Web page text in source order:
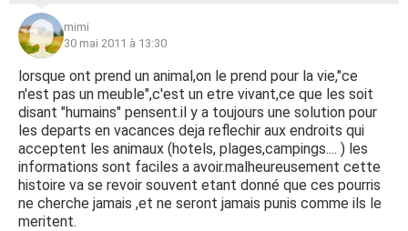
mimi
30 mai 2011 à 13:30
lorsque ont prend un animal,on le prend pour la vie,"ce
n'est pas un meuble",c'est un etre vivant,ce que les soit
disant "humains" pensent.il y a toujours une solution pour
les departs en vacances deja reflechir aux endroits qui
acceptent les animaux (hotels, plages,campings.... ) les
informations sont faciles a avoir.malheureusement cette
histoire va se revoir souvent etant donné que ces pourris
ne cherche jamais ,et ne seront jamais punis comme ils le
meritent.